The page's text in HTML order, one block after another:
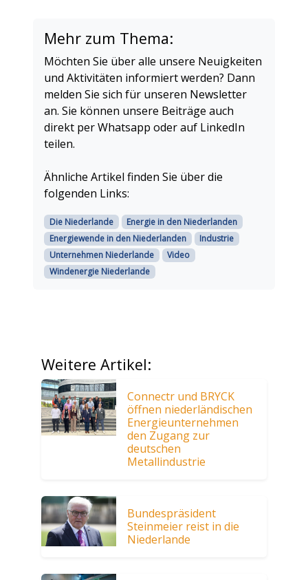
Mehr zum Thema:
Möchten Sie über alle unsere Neuigkeiten
und Aktivitäten informiert werden? Dann
melden Sie sich für unseren Newsletter
an. Sie können unsere Beiträge auch
direkt per Whatsapp oder auf LinkedIn
teilen.
Ähnliche Artikel finden Sie über die
folgenden Links:
Die Niederlande
Energie in den Niederlanden
Energiewende in den Niederlanden
Industrie
Unternehmen Niederlande
Video
Windenergie Niederlande
Weitere Artikel:
Connectr und BRYCK
öffnen niederländischen
Energieunternehmen
den Zugang zur
deutschen
Metallindustrie
Bundespräsident
Steinmeier reist in die
Niederlande